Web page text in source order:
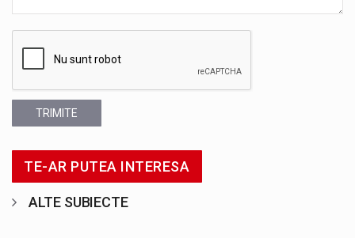
TRIMITE
TE-AR PUTEA INTERESA
ALTE SUBIECTE